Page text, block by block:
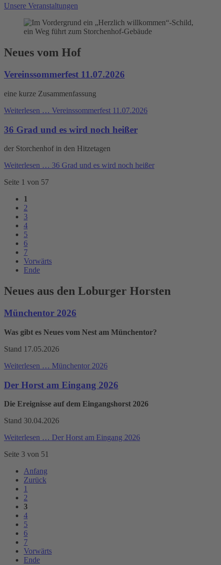
Unsere Veranstaltungen
Neues vom Hof
Vereinssommerfest 11.07.2026
eine kurze Zusammenfassung
Weiterlesen … Vereinssommerfest 11.07.2026
36 Grad und es wird noch heißer
der Storchenhof in den Hitzetagen
Weiterlesen … 36 Grad und es wird noch heißer
Seite 1 von 57
1
2
3
4
5
6
7
Vorwärts
Ende
Neues aus den Loburger Horsten
Münchentor 2026
Was gibt es Neues vom Nest am Münchentor?
Stand 17.05.2026
Weiterlesen … Münchentor 2026
Der Horst am Eingang 2026
Die Ereignisse auf dem Eingangshorst 2026
Stand 30.04.2026
Weiterlesen … Der Horst am Eingang 2026
Seite 3 von 51
Anfang
Zurück
1
2
3
4
5
6
7
Vorwärts
Ende